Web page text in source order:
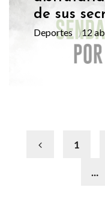
de sus
Deportes 12
1
…